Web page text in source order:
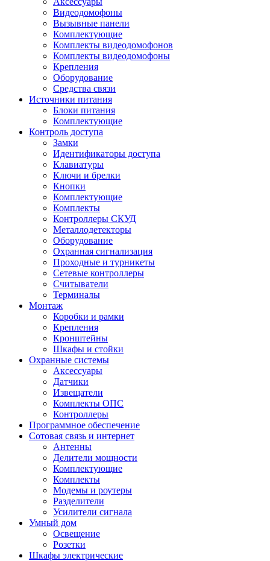
Видеодомофоны
Вызывные панели
Комплектующие
Комплекты видеодомофонов
Комплекты видеодомофоны
Крепления
Оборудование
Средства связи
Источники питания
Блоки питания
Комплектующие
Контроль доступа
Замки
Идентификаторы доступа
Клавиатуры
Ключи и брелки
Кнопки
Комплектующие
Комплекты
Контроллеры СКУД
Металлодетекторы
Оборудование
Охранная сигнализация
Проходные и турникеты
Сетевые контроллеры
Считыватели
Терминалы
Монтаж
Коробки и рамки
Крепления
Кронштейны
Шкафы и стойки
Охранные системы
Аксессуары
Датчики
Извещатели
Комплекты ОПС
Контроллеры
Программное обеспечение
Сотовая связь и интернет
Антенны
Делители мощности
Комплектующие
Комплекты
Модемы и роутеры
Разделители
Усилители сигнала
Умный дом
Освещение
Розетки
Шкафы электрические